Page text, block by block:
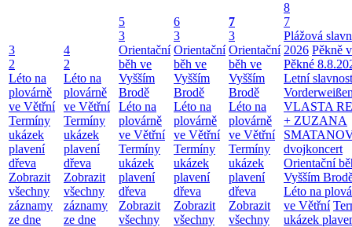
3
2
Léto na
plovárně
ve Větřní
Termíny
ukázek
plavení
dřeva
Zobrazit
všechny
záznamy
ze dne
4
2
Léto na
plovárně
ve Větřní
Termíny
ukázek
plavení
dřeva
Zobrazit
všechny
záznamy
ze dne
5
3
Orientační
běh ve
Vyšším
Brodě
Léto na
plovárně
ve Větřní
Termíny
ukázek
plavení
dřeva
Zobrazit
všechny
6
3
Orientační
běh ve
Vyšším
Brodě
Léto na
plovárně
ve Větřní
Termíny
ukázek
plavení
dřeva
Zobrazit
všechny
7
3
Orientační
běh ve
Vyšším
Brodě
Léto na
plovárně
ve Větřní
Termíny
ukázek
plavení
dřeva
Zobrazit
všechny
8
7
Plážová
2026 Pěkně v
Pěkné
Letní
VLASTA
+ ZUZANA
dvojkoncert
Orientační
Vyšším
Léto na
ve Větřní
ukázek